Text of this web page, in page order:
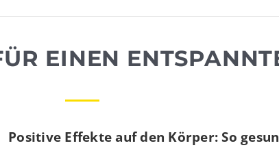
EINEN
Positive Effekte auf den Körper: So